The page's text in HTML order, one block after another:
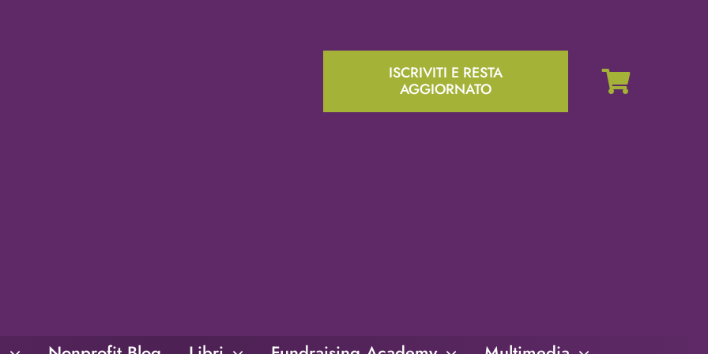
ISCRIVITI E RESTA
AGGIORNATO